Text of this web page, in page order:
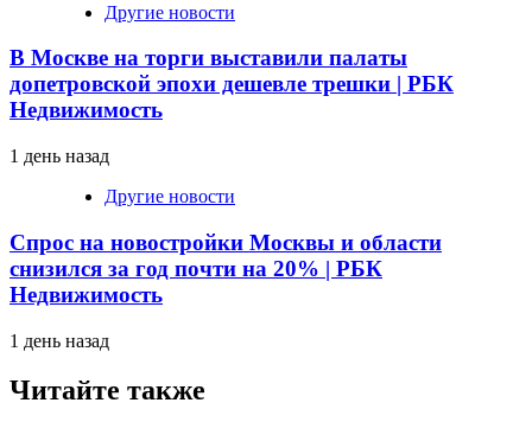
Другие новости
В Москве на торги выставили палаты
допетровской эпохи дешевле трешки | РБК
Недвижимость
1 день назад
Другие новости
Спрос на новостройки Москвы и области
снизился за год почти на 20% | РБК
Недвижимость
1 день назад
Читайте также